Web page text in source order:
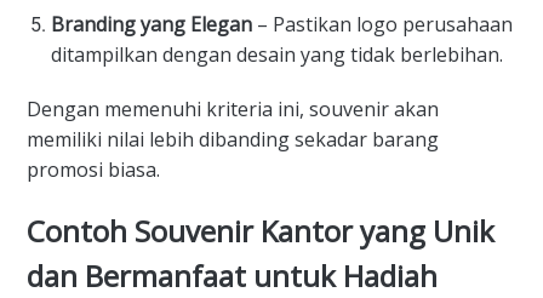
Branding yang Elegan – Pastikan logo perusahaan
ditampilkan dengan desain yang tidak berlebihan.
Dengan memenuhi kriteria ini, souvenir akan
memiliki nilai lebih dibanding sekadar barang
promosi biasa.
Contoh Souvenir Kantor yang Unik
dan Bermanfaat untuk Hadiah